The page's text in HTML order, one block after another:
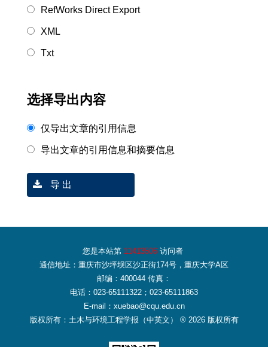
RefWorks Direct Export
XML
Txt
选择导出内容
仅导出文章的引用信息
导出文章的引用信息和摘要信息
导 出
您是本站第 11413506 访问者
通信地址：重庆市沙坪坝区沙正街174号，重庆大学A区
邮编：400044 传真：
电话：023-65111322；023-65111863
E-mail：xuebao@cqu.edu.cn
版权所有：土木与环境工程学报（中英文） ® 2026 版权所有